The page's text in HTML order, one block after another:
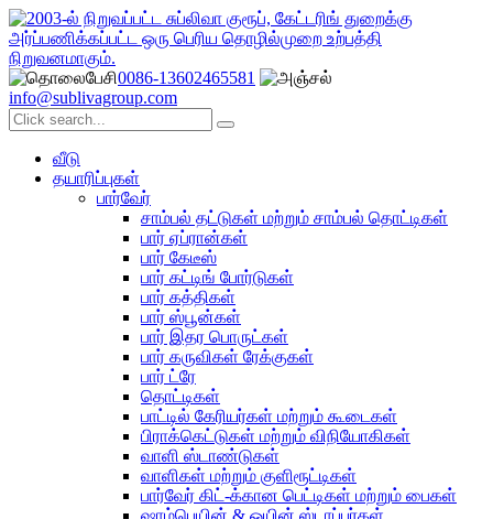
0086-13602465581
info@sublivagroup.com
வீடு
தயாரிப்புகள்
பார்வேர்
சாம்பல் தட்டுகள் மற்றும் சாம்பல் தொட்டிகள்
பார் ஏப்ரான்கள்
பார் கேடீஸ்
பார் கட்டிங் போர்டுகள்
பார் கத்திகள்
பார் ஸ்பூன்கள்
பார் இதர பொருட்கள்
பார் கருவிகள் ரேக்குகள்
பார் ட்ரே
தொட்டிகள்
பாட்டில் கேரியர்கள் மற்றும் கூடைகள்
பிராக்கெட்டுகள் மற்றும் விநியோகிகள்
வாளி ஸ்டாண்டுகள்
வாளிகள் மற்றும் குளிரூட்டிகள்
பார்வேர் கிட்-க்கான பெட்டிகள் மற்றும் பைகள்
ஷாம்பெயின் & ஒயின் ஸ்டாப்பர்கள்